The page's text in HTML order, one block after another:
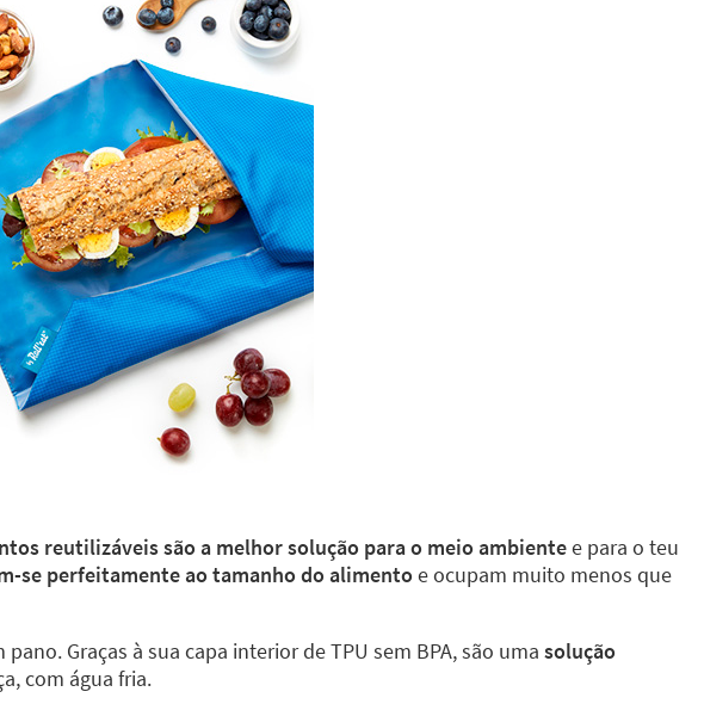
reutilizáveis são a melhor solução para o meio ambientee para o teu
se perfeitamente ao tamanho do alimentoe ocupam muito menos que
Graças à sua capa interior de TPU sem BPA, são uma solução
com água fria.